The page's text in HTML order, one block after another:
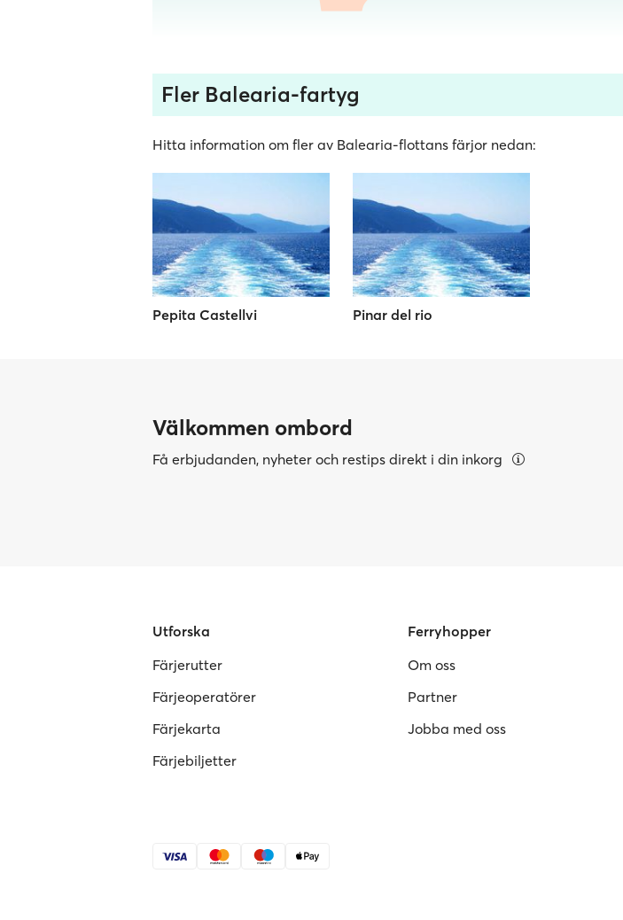
Fler Balearia-fartyg
Hitta information om fler av Balearia-flottans färjor nedan:
Pepita Castellvi Pinar del rio
Välkommen ombord
Få erbjudanden, nyheter och restips direkt i din inkorg
Utforska
Färjerutter
Färjeoperatörer
Färjekarta
Färjebiljetter
Ferryhopper
Om oss
Partner
Jobba med oss